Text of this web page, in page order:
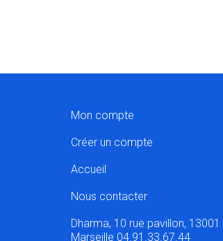
Mon compte
Créer un compte
Accueil
Nous contacter
Dharma, 10 rue pavillon, 13001
Marseille 04.91.33.67.44